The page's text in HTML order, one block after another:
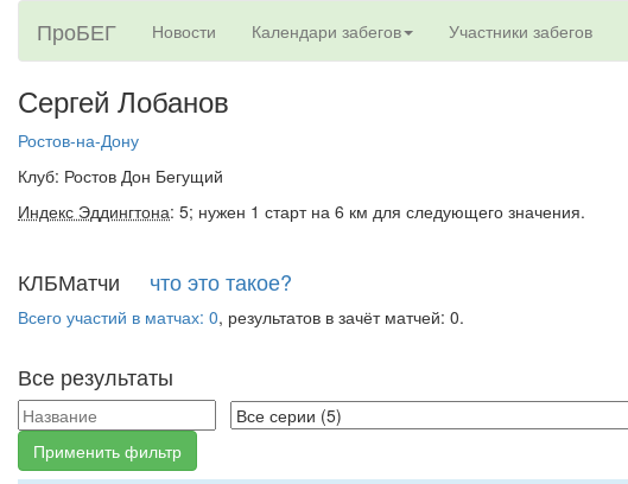
ПроБЕГ Новости Календари забегов Участники забегов
Сергей Лобанов
Ростов-на-Дону
Клуб: Ростов Дон Бегущий
Индекс Эддингтона: 5; нужен 1 старт на 6 км для следующего значения.
КЛБМатчи что это такое?
Всего участий в матчах: 0, результатов в зачёт матчей: 0.
Все результаты
Применить фильтр